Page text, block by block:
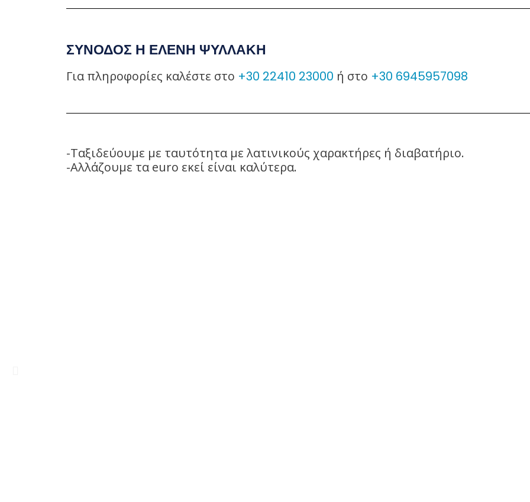
ΣΥΝΟΔΟΣ Η ΕΛΕΝΗ ΨΥΛΛΑΚΗ
Για πληροφορίες καλέστε στο +30 22410 23000 ή στο +30 6945957098
-Ταξιδεύουμε με ταυτότητα με λατινικούς χαρακτήρες ή διαβατήριο.
-Αλλάζουμε τα euro εκεί είναι καλύτερα.